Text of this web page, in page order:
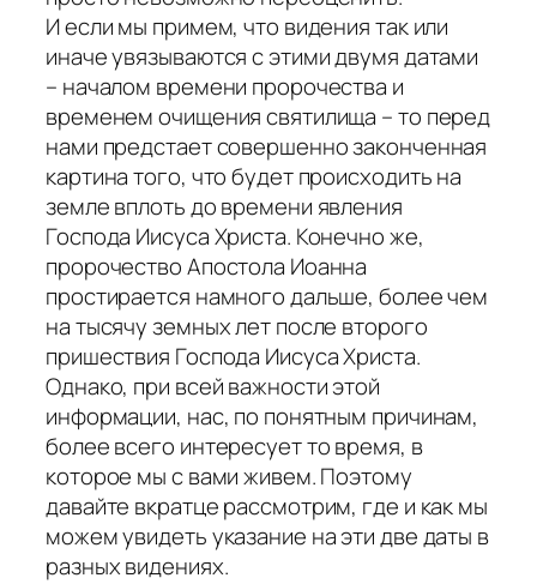
И если мы примем, что видения так или
иначе увязываются с этими двумя датами
– началом времени пророчества и
временем очищения святилища – то перед
нами предстает совершенно законченная
картина того, что будет происходить на
земле вплоть до времени явления
Господа Иисуса Христа. Конечно же,
пророчество Апостола Иоанна
простирается намного дальше, более чем
на тысячу земных лет после второго
пришествия Господа Иисуса Христа.
Однако, при всей важности этой
информации, нас, по понятным причинам,
более всего интересует то время, в
которое мы с вами живем. Поэтому
давайте вкратце рассмотрим, где и как мы
можем увидеть указание на эти две даты в
разных видениях.